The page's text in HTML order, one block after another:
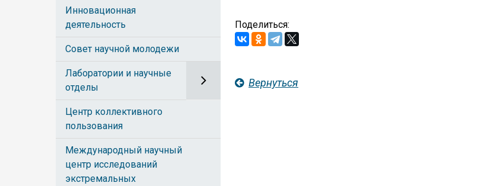
Инновационная
деятельность
Совет научной молодежи
Лаборатории и научные
отделы
Центр коллективного
пользования
Международный научный
центр исследований
экстремальных
Поделиться:
Вернуться